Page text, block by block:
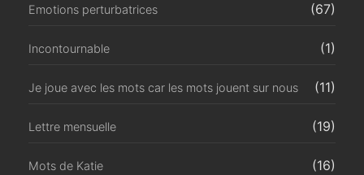
Emotions perturbatrices (67)
Incontournable (1)
Je joue avec les mots car les mots jouent sur nous (11)
Lettre mensuelle (19)
Mots de Katie (16)